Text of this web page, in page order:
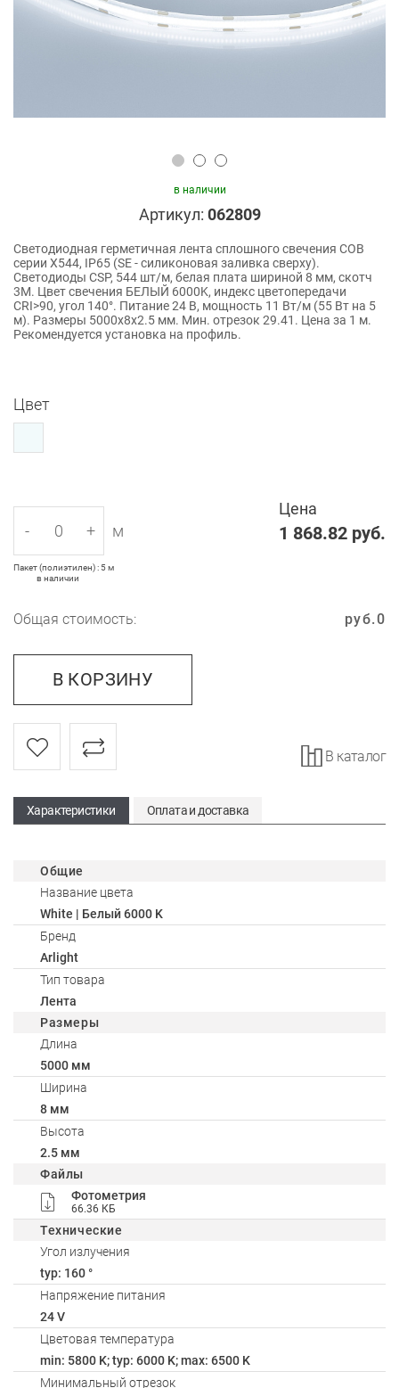
в наличии
Артикул: 062809
Светодиодная герметичная лента сплошного свечения COB
серии X544, IP65 (SE - силиконовая заливка сверху).
Светодиоды CSP, 544 шт/м, белая плата шириной 8 мм, скотч
3M. Цвет свечения БЕЛЫЙ 6000K, индекс цветопередачи
CRI>90, угол 140°. Питание 24 В, мощность 11 Вт/м (55 Вт на 5
м). Размеры 5000х8х2.5 мм. Мин. отрезок 29.41. Цена за 1 м.
Рекомендуется установка на профиль.
Цвет
Цена
1 868.82 руб.
- + м
Пакет (полиэтилен) : 5 м
в наличии
Общая стоимость: 0
руб.
В КОРЗИНУ
В каталог
Характеристики Оплата и доставка
Общие
Название цвета
White | Белый 6000 K
Бренд
Arlight
Тип товара
Лента
Размеры
Длина
5000 мм
Ширина
8 мм
Высота
2.5 мм
Файлы
Фотометрия
66.36 КБ
Технические
Угол излучения
typ: 160 °
Напряжение питания
24 V
Цветовая температура
min: 5800 K; typ: 6000 K; max: 6500 K
Минимальный отрезок